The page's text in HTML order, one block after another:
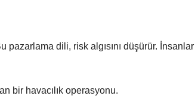
pazarlama dili, risk algısını düşürür. İnsanlar
bir havacılık operasyonu.